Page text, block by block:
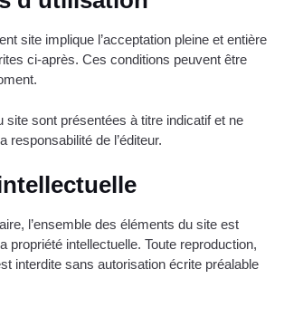
site implique l’acceptation pleine et entière
ci-après. Ces conditions peuvent être
site sont présentées à titre indicatif et ne
responsabilité de l’éditeur.
l’ensemble des éléments du site est
propriété intellectuelle. Toute reproduction,
interdite sans autorisation écrite préalable